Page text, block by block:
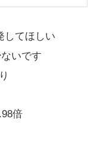
てほしい
いです
倍